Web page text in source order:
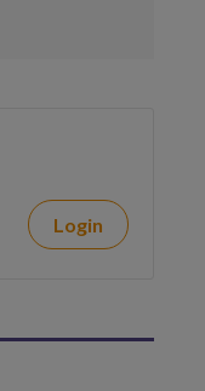
Login